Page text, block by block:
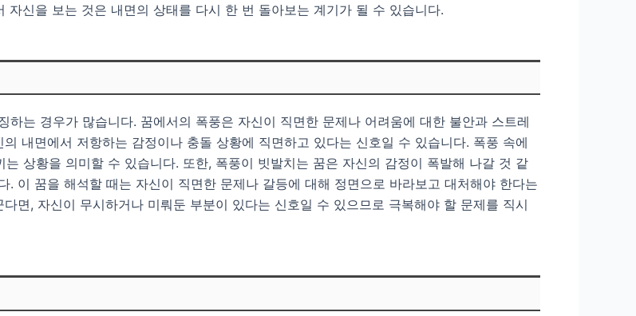
신을 보는 것은 내면의 상태를 다시 한 번 돌아보는 계기가 될 수 있습니다.
는 경우가 많습니다. 꿈에서의 폭풍은 자신이 직면한 문제나 어려움에 대한 불안과 스트레
내면에서 저항하는 감정이나 충돌 상황에 직면하고 있다는 신호일 수 있습니다. 폭풍 속에
상황을 의미할 수 있습니다. 또한, 폭풍이 빗발치는 꿈은 자신의 감정이 폭발해 나갈 것 같
이 꿈을 해석할 때는 자신이 직면한 문제나 갈등에 대해 정면으로 바라보고 대처해야 한다는
면, 자신이 무시하거나 미뤄둔 부분이 있다는 신호일 수 있으므로 극복해야 할 문제를 직시